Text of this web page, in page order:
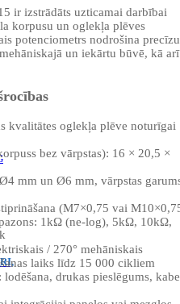
ir izstrādāts uzticamai darbībai
korpusu un oglekļa plēves
potenciometrs nodrošina precīzu
un iekārtu būvē, kā arī
kvalitātes oglekļa plēve noturīgai
bez vārpstas): 16 × 20,5 ×
mm un Ø6 mm, vārpstas
(M7×0,75 vai
1kΩ (ne-log), 5kΩ, 10kΩ,
/ 270° mehāniskais
laiks līdz 15 000 cikliem
drukas pieslēgums,